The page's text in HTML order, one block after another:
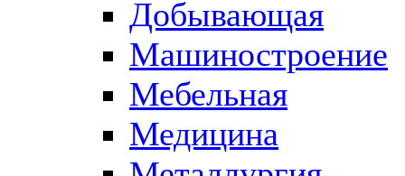
Добывающая
Машиностроение
Мебельная
Медицина